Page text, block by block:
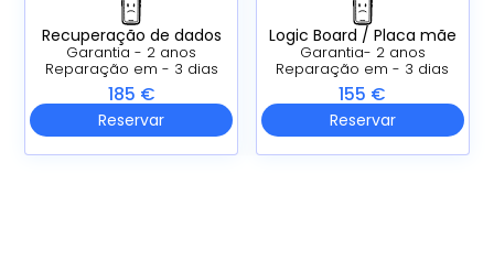
Recuperação de dados
Garantia - 2 anos
Reparação em - 3 dias
185 €
Reservar
Logic Board / Placa mãe
Garantia- 2 anos
Reparação em - 3 dias
155 €
Reservar